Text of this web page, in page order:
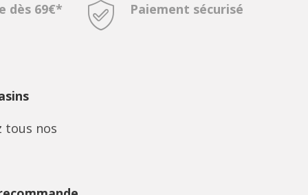
dès 69€* Paiement sécurisé
tous nos